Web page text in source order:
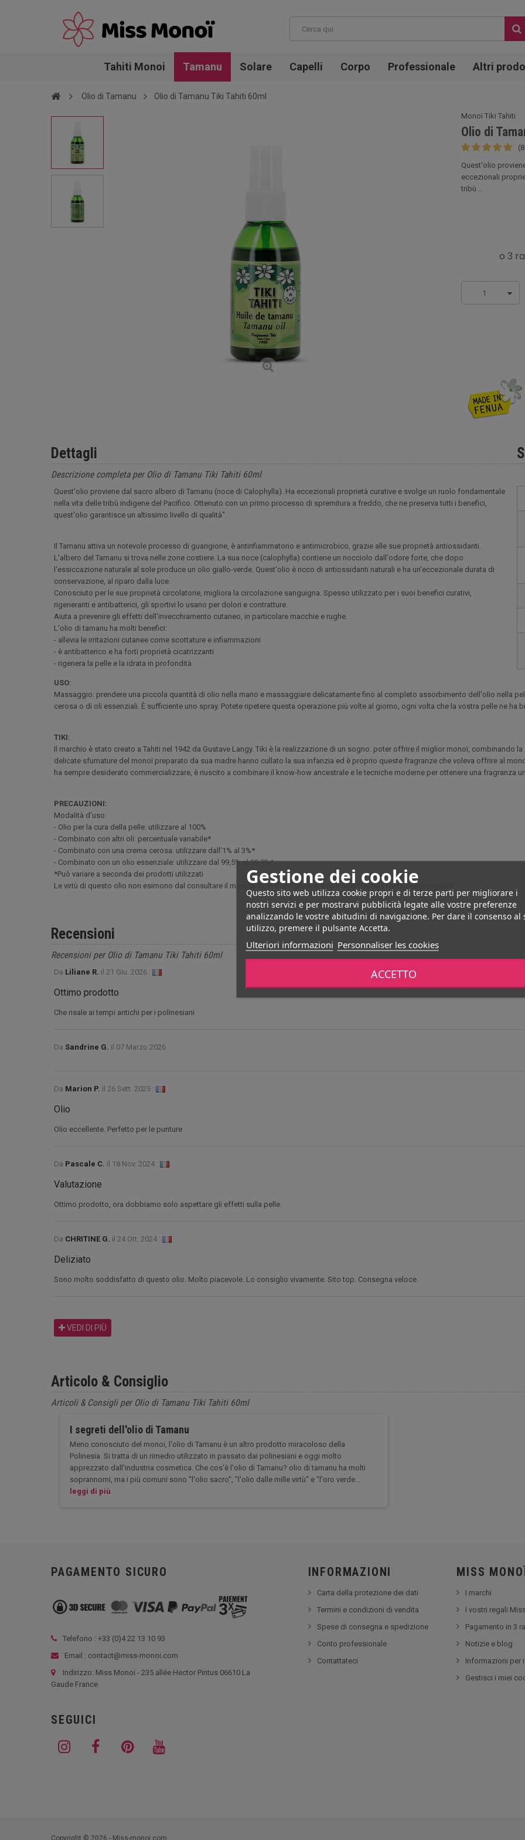
Gestione dei cookie
Questo sito web utilizza cookie propri e di terze parti per migliorare i
nostri servizi e per mostrarvi pubblicità legate alle vostre preferenze
analizzando le vostre abitudini di navigazione. Per dare il consenso al
utilizzo, premere il pulsante Accetta.
Ulteriori informazioni Personnaliser les cookies
ACCETTO
Tahiti Monoi Tamanu Solare Capelli Corpo Professionale Altri
Olio di Tamanu Olio di Tamanu Tiki Tahiti 60ml
Monoï Tiki Tahiti
Olio di
Quest'olio
eccezionali
tribù ...
1
Dettagli
Descrizione completa per Olio di Tamanu Tiki Tahiti 60ml
Quest'olio proviene dal sacro albero di Tamanu (noce di Calophylla). Ha eccezionali proprietà curative e svolge un ruolo fondamentale
nella vita delle tribù indigene del Pacifico. Ottenuto con un primo processo di spremitura a freddo, che ne preserva tutti i benefici,
quest'olio garantisce un altissimo livello di qualità"
Il Tamanu attiva un notevole processo di guarigione, è antinfiammatorio e antimicrobico, grazie alle sue proprietà antiossidanti.
L'albero del Tamanu si trova nelle zone costiere. La sua noce (calophylla) contiene un nocciolo dall'odore forte, che dopo
l'essiccazione naturale al sole produce un olio giallo-verde. Quest'olio è ricco di antiossidanti naturali e ha un'eccezionale durata di
conservazione, al riparo dalla luce.
Conosciuto per le sue proprietà circolatorie, migliora la circolazione sanguigna. Spesso utilizzato per i suoi benefici curativi,
rigeneranti e antibatterici, gli sportivi lo usano per dolori e contratture.
Aiuta a prevenire gli effetti dell'invecchiamento cutaneo, in particolare macchie e rughe.
L'olio di tamanu ha molti benefici:
- allevia le irritazioni cutanee come scottature e infiammazioni
- è antibatterico e ha forti proprietà cicatrizzanti
- rigenera la pelle e la idrata in profondità
USO:
Massaggio: prendere una piccola quantità di olio nella mano e massaggiare delicatamente fino al completo assorbimento dell'olio nella
cerosa o di oli essenziali. È sufficiente uno spray. Potete ripetere questa operazione più volte al giorno, ogni volta che la vostra pelle ne ha
TIKI:
Il marchio è stato creato a Tahiti nel 1942 da Gustave Langy. Tiki è la realizzazione di un sogno: poter offrire il miglior monoï, combinando
delicate sfumature del monoï preparato da sua madre hanno cullato la sua infanzia ed è proprio queste fragranze che voleva offrire al
ha sempre desiderato commercializzare, è riuscito a combinare il know-how ancestrale e le tecniche moderne per ottenere una fragranza
PRECAUZIONI:
Modalità d'uso:
- Olio per la cura della pelle: utilizzare al 100%
- Combinato con altri oli: percentuale variabile*
- Combinato con una crema cerosa: utilizzare dall'1% al 3%*
- Combinato con un olio essenziale: utilizzare dal 99,5% al 99,9%*
*Può variare a seconda dei prodotti utilizzati
Le virtù di questo olio non esimono dal consultare il medico. Non è un farmaco e non sostituisce il trattamento medico.
Recensioni
Recensioni per Olio di Tamanu Tiki Tahiti 60ml
Da Liliane R. il 21 Giu. 2026 :
Ottimo prodotto
Che risale ai tempi antichi per i polinesiani
Da Sandrine G. il 07 Marzo 2026 :
Da Marion P. il 26 Sett. 2025 :
Olio
Olio eccellente. Perfetto per le punture
Da Pascale C. il 18 Nov. 2024 :
Valutazione
Ottimo prodotto, ora dobbiamo solo aspettare gli effetti sulla pelle.
Da CHRITINE G. il 24 Ott. 2024 :
Deliziato
Sono molto soddisfatto di questo olio. Molto piacevole. Lo consiglio vivamente. Sito top. Consegna veloce.
VEDI DI PIÙ
Articolo & Consiglio
Articoli & Consigli per Olio di Tamanu Tiki Tahiti 60ml
I segreti dell'olio di Tamanu
Meno conosciuto del monoi, l'olio di Tamanu è un altro prodotto miracoloso della
Polinesia. Si tratta di un rimedio utilizzato in passato dai polinesiani e oggi molto
apprezzato dall'industria cosmetica. Che cos'è l'olio di Tamanu? olio di tamanu ha molti
soprannomi, ma i più comuni sono "l'olio sacro", "l'olio dalle mille virtù" e "l'oro verde...
leggi di più
PAGAMENTO SICURO
Telefono : +33 (0)4 22 13 10 93
Email : contact@miss-monoi.com
Indirizzo: Miss Monoi - 235 allée Hector Pintus 06610 La
Gaude France
SEGUICI
INFORMAZIONI
Carta della protezione dei dati
Termini e condizioni di vendita
Spese di consegna e spedizione
Conto professionale
Contattateci
MISS
I marchi
I vostri regali
Pagamento in 3
Notizie e blog
Informazioni per
Gestisci i miei
Copyright © 2026 - Miss-monoi.com